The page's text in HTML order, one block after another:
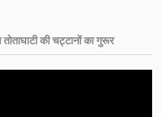
की चट्टानों का गुरूर